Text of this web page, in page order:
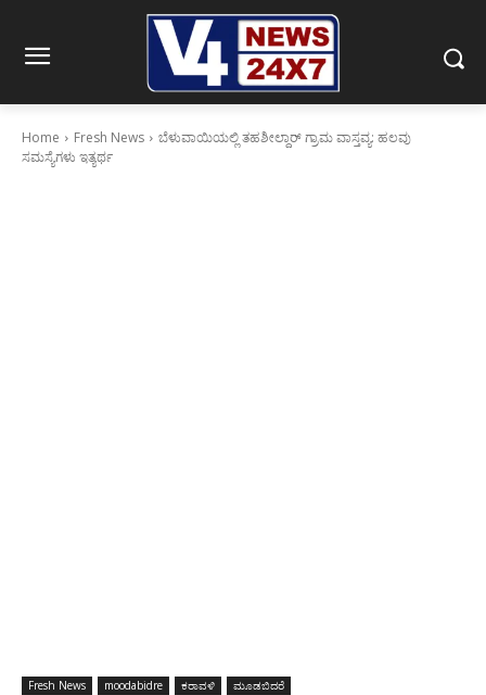
Home Fresh News
ಬೆಳುವಾಯಿಯಲ್ಲಿ ತಹಶೀಲ್ದಾರ್ ಗ್ರಾಮ ವಾಸ್ತವ್ಯ: ಹಲವು
ಸಮಸ್ಯೆಗಳು ಇತ್ಯರ್ಥ
Fresh News moodabidre ಕರಾವಳಿ ಮೂಡಬಿದರೆ